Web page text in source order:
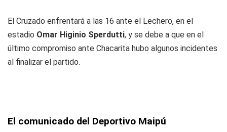
El Cruzado enfrentará a las 16 ante el Lechero, en el
estadio Omar Higinio Sperdutti, y se debe a que en el
último compromiso ante Chacarita hubo algunos incidentes
al finalizar el partido.
El comunicado del Deportivo Maipú